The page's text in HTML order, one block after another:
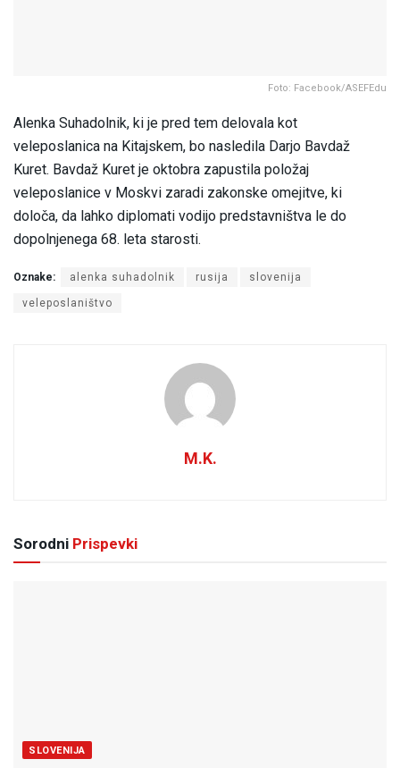
Foto: Facebook/ASEFEdu
Alenka Suhadolnik, ki je pred tem delovala kot
veleposlanica na Kitajskem, bo nasledila Darjo Bavdaž
Kuret. Bavdaž Kuret je oktobra zapustila položaj
veleposlanice v Moskvi zaradi zakonske omejitve, ki
določa, da lahko diplomati vodijo predstavništva le do
dopolnjenega 68. leta starosti.
Oznake: alenka suhadolnik rusija slovenija
veleposlaništvo
M.K.
Sorodni Prispevki
SLOVENIJA